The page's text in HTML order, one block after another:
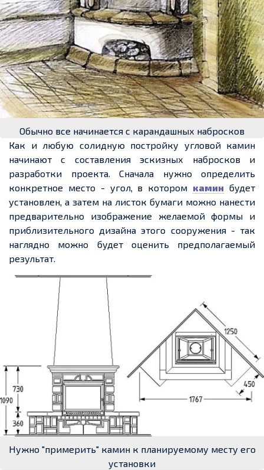
Обычно все начинается с карандашных набросков
Как и любую солидную постройку угловой камин
начинают с составления эскизных набросков и
разработки проекта. Сначала нужно определить
конкретное место - угол, в котором камин будет
установлен, а затем на листок бумаги можно нанести
предварительно изображение желаемой формы и
приблизительного дизайна этого сооружения - так
наглядно можно будет оценить предполагаемый
результат.
Нужно "примерить" камин к планируемому месту его
установки